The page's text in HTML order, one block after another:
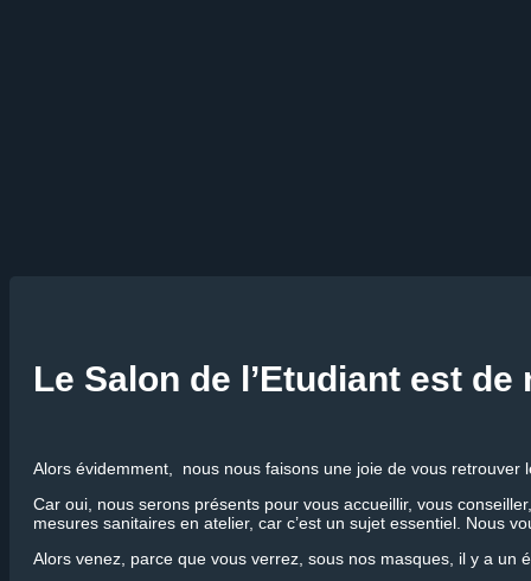
Le Salon de l’Etudiant est de
Alors évidemment, nous nous faisons une joie de vous
Car oui, nous serons présents pour vous accueillir, vous
mesures sanitaires en atelier, car c’est un sujet essentiel. Nous
Alors venez, parce que vous verrez, sous nos masques, il y a un